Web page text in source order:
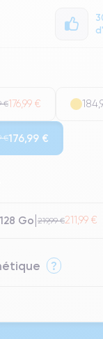
€176,99 €
€176,99 €
128 Go 219,99 €211,99 €
?